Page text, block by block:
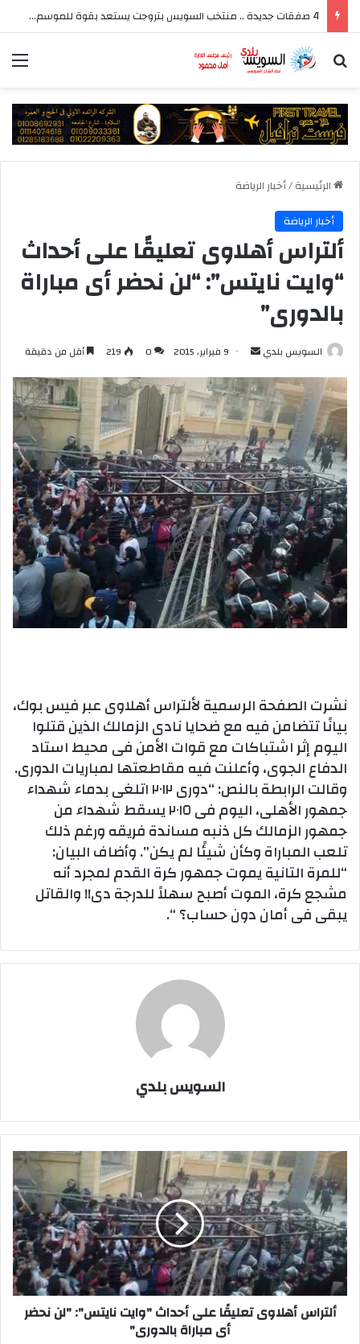
4 صفقات جديدة .. منتخب السويس بتروجت يستعد بقوة للموسم الجديد بقيادة سيد عيد
بحث عن
الرئيسية/أخبار الرياضة
أخبار الرياضة
ألتراس أهلاوى تعليقًا على أحداث
“وايت نايتس”: “لن نحضر أى مباراة
بالدورى”
السويس بلدي
أرسل
إلكترونيا
9 فبراير، 2015 0
219 أقل من دقيقة
نشرت الصفحة الرسمية لألتراس أهلاوى عبر فيس بوك،
بيانًا تتضامن فيه مع ضحايا نادى الزمالك الذين قتلوا
اليوم إثر اشتباكات مع قوات الأمن فى محيط استاد
الدفاع الجوى، وأعلنت فيه مقاطعتها لمباريات الدورى.
وقالت الرابطة بالنص: “دورى ٢٠١٢ اتلغى بدماء شهداء
جمهور الأهلى، اليوم فى ٢٠١٥ يسقط شهداء من
جمهور الزمالك كل ذنبه مساندة فريقه ورغم ذلك
تلعب المباراة وكأن شيئًا لم يكن”. وأضاف البيان:
“للمرة التانية يموت جمهور كرة القدم لمجرد أنه
مشجع كرة، الموت أصبح سهلاً للدرجة دى!! والقاتل
يبقى فى أمان دون حساب؟ “.
السويس بلدي
ألتراس
أهلاوى
تعليقًا
على
أحداث
"وايت
نايتس":
"لن
نحضر
أىألتراس أهلاوى تعليقًا على أحداث "وايت نايتس": "لن نحضر
أى مباراة بالدورى"